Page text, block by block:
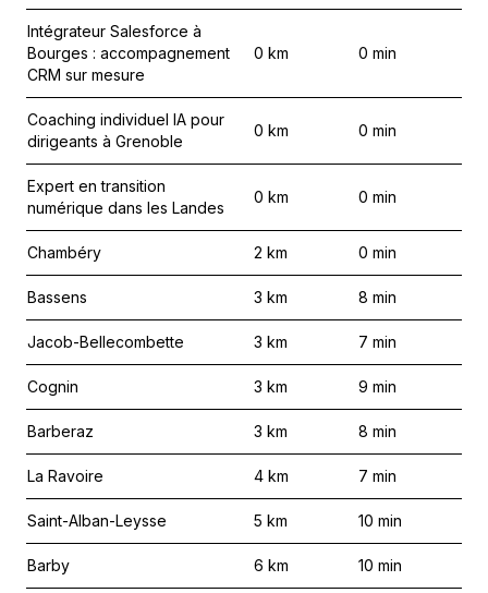
Intégrateur Salesforce à
Bourges : accompagnement
CRM sur mesure
0 km 0 min
Coaching individuel IA pour
dirigeants à Grenoble
0 km 0 min
Expert en transition
numérique dans les Landes
0 km 0 min
Chambéry 2 km 0 min
Bassens 3 km 8 min
Jacob-Bellecombette 3 km 7 min
Cognin 3 km 9 min
Barberaz 3 km 8 min
La Ravoire 4 km 7 min
Saint-Alban-Leysse 5 km 10 min
Barby 6 km 10 min